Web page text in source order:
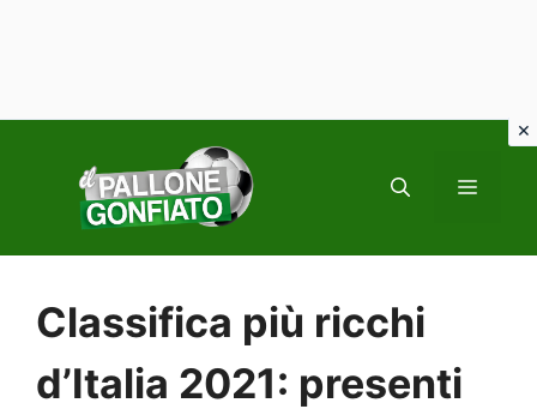
contenuto
MENU
Classifica più ricchi
d’Italia 2021: presenti